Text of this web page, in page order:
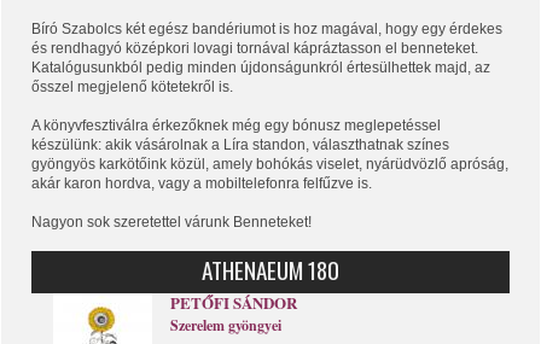
Bíró Szabolcs két egész bandériumot is hoz magával, hogy egy érdekes
és rendhagyó középkori lovagi tornával kápráztasson el benneteket.
Katalógusunkból pedig minden újdonságunkról értesülhettek majd, az
ősszel megjelenő kötetekről is.
A könyvfesztiválra érkezőknek még egy bónusz meglepetéssel
készülünk: akik vásárolnak a Líra standon, választhatnak színes
gyöngyös karkötőink közül, amely bohókás viselet, nyárüdvözlő apróság,
akár karon hordva, vagy a mobiltelefonra felfűzve is.
Nagyon sok szeretettel várunk Benneteket!
ATHENAEUM 180
PETŐFI SÁNDOR
Szerelem gyöngyei